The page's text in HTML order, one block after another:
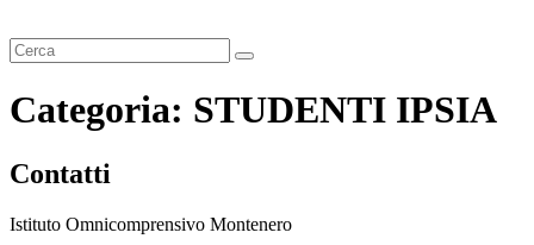
Categoria: STUDENTI IPSIA
Contatti
Istituto Omnicomprensivo Montenero